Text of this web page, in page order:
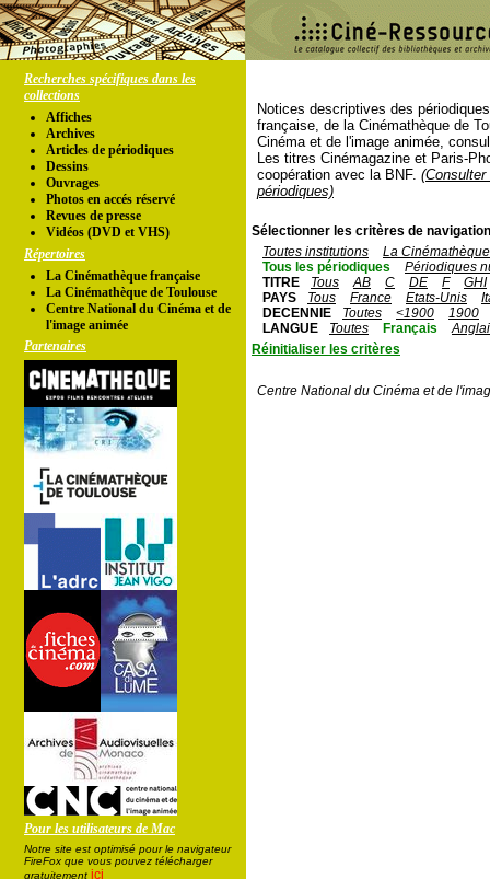
Recherches spécifiques dans les
collections
Affiches
Archives
Articles de périodiques
Dessins
Ouvrages
Photos en accés réservé
Revues de presse
Vidéos (DVD et VHS)
Répertoires
La Cinémathèque française
La Cinémathèque de Toulouse
Centre National du Cinéma et de
l'image animée
Partenaires
Pour les utilisateurs de Mac
Notre site est optimisé pour le navigateur
FireFox que vous pouvez télécharger
gratuitement ici
Notices descriptives des
française, de la Cinémathèque de
Cinéma et de l'image animée,
Les titres Cinémagazine et Paris-
coopération avec la BNF.
périodiques)
Sélectionner les critères de
Toutes institutions
La
Tous les périodiques
Périodiques
TITRE
Tous AB C DE F
GHI
PAYS
Tous France Etats-Unis
DECENNIE
Toutes <1900
1900
LANGUE
Toutes Français
Réinitialiser les critères
Centre National du Cinéma et de